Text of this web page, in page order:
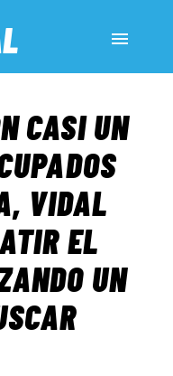
CASI UN
VIDAL
EL
UN